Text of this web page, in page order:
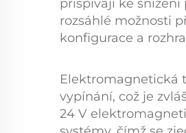
přispívají ke
rozsáhlé možnosti
konfigurace a
Elektromagnetická
vypínání, což je
24 V